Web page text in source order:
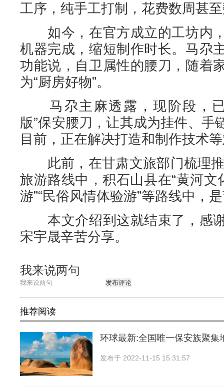
工序，纯手工打制，花费数周甚
如今，在官方成立的工坊内
机器完成，缩短制作时长。马尕
功能说，自卫属性的腰刀，随着
为“厨房好物”。
马尕主麻透露，现阶段，已
版”保安腰刀，让其成为挂件、手
目前，正在解决打造和制作技术
此前，在甘肃文旅部门梳理推
旅游路线中，积石山县在“黄河文
游”“民俗风情体验游”等路线中，
本文介绍到这就结束了，感
宋宇晟辛苦分享。
我来说两句
发布评论
推荐阅读
环球最新:全国唯一保安族聚集
发布于 2022-11-15 15:31:57